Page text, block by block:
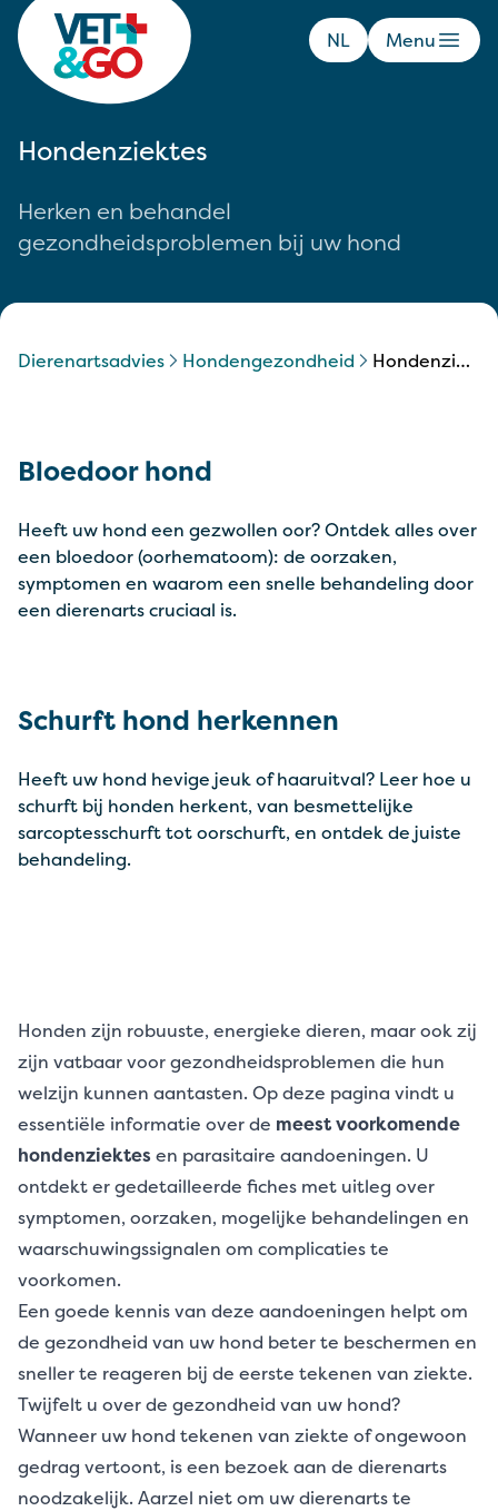
Menu
NL
Hondenziektes
Herken en behandel
gezondheidsproblemen bij uw hond
Dierenartsadvies hondengezondheid hondenziektes
Bloedoor hond
Heeft uw hond een gezwollen oor? Ontdek alles over
een bloedoor (oorhematoom): de oorzaken,
symptomen en waarom een snelle behandeling door
een dierenarts cruciaal is.
Schurft hond herkennen
Heeft uw hond hevige jeuk of haaruitval? Leer hoe u
schurft bij honden herkent, van besmettelijke
sarcoptesschurft tot oorschurft, en ontdek de juiste
behandeling.
Honden zijn robuuste, energieke dieren, maar ook zij
zijn vatbaar voor gezondheidsproblemen die hun
welzijn kunnen aantasten. Op deze pagina vindt u
essentiële informatie over de meest voorkomende
hondenziektesen parasitaire aandoeningen. U
ontdekt er gedetailleerde fiches met uitleg over
symptomen, oorzaken, mogelijke behandelingen en
waarschuwingssignalen om complicaties te
voorkomen.
Een goede kennis van deze aandoeningen helpt om
de gezondheid van uw hond beter te beschermen en
sneller te reageren bij de eerste tekenen van ziekte.
Twijfelt u over de gezondheid van uw hond?
Wanneer uw hond tekenen van ziekte of ongewoon
gedrag vertoont, is een bezoek aan de dierenarts
noodzakelijk. Aarzel niet om uw dierenarts te